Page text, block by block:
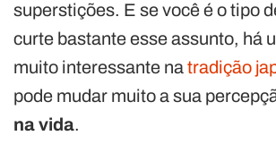
superstições. E se você é o tipo
curte bastante esse assunto, há
muito interessante natradição
pode mudar muito a sua
na vida.